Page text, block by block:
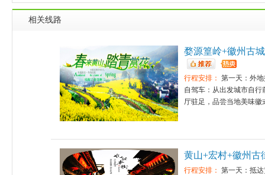
相关线路
婺源篁岭+徽州古
行程安排： 第一天：外
自驾车：从出发城市自
厅驻足，品尝当地美味
黄山+宏村+徽州古
行程安排： 第一天：抵